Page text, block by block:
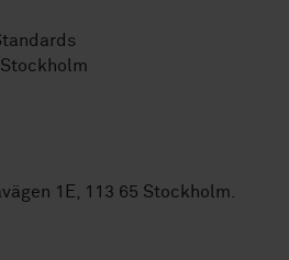
1E, 113 65 Stockholm.